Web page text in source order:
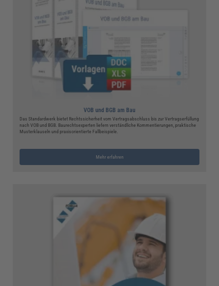
VOB und BGB am Bau
Das Standardwerk bietet Rechtssicherheit vom Vertragsabschluss bis zur Vertragserfüllung
nach VOB und BGB. Baurechtsexperten liefern verständliche Kommentierungen, praktische
Musterklauseln und praxisorientierte Fallbeispiele.
Mehr erfahren